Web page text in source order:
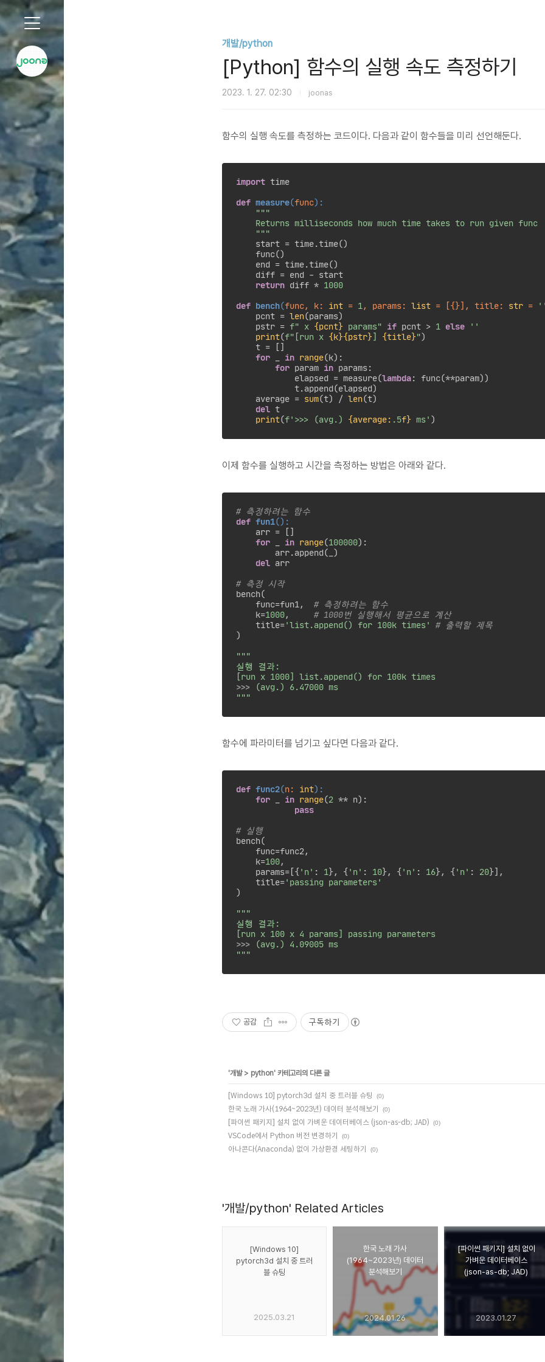
[Python] 함수의 실행 속도 측정하기
개발/python
[Python] 함수의 실행 속도 측정하기
2023. 1. 27. 02:30 joonas
함수의 실행 속도를 측정하는 코드이다. 다음과 같이 함수들을 미리 선언해둔다.
import time
def measure(func):
"""
    Returns milliseconds how much time takes to run given func
    """
    start = time.time()
    func()
    end = time.time()
    diff = end - start
return diff * 1000
def bench(func, k: int = 1, params: list = [{}], title: str =
    pcnt =
len(params)
    pstr =
f" x {pcnt} params" if pcnt > 1 else
''
print(f"[run x {k}{pstr}] {title}")
    t = []
for _ in range(k):
for param in params:
            elapsed = measure(
lambda: func(**param))
            t.append(elapsed)
    average =
sum(t) / len(t)
del t
print(f'>>> (avg.) {average: .5f} ms' )
이제 함수를 실행하고 시간을 측정하는 방법은 아래와 같다.
# 측정하려는 함수
def fun1():
    arr = []
for _ in range(100000):
        arr.append(_)
del arr
# 측정 시작
bench(
    func=fun1,
# 측정하려는 함수
    k=
1000, # 1000번 실행해서 평균으로 계산
    title=
'list.append() for 100k times'
# 출력할 제목
)
"""
실행 결과:
[run x 1000] list.append() for 100k times
>>>
(avg.) 6.47000 ms
"""
함수에 파라미터를 넘기고 싶다면 다음과 같다.
def func2(n: int):
for _ in range(2 ** n):
pass
# 실행
bench(
    func=func2,
    k=
100,
    params=[{
'n' : 1}, {'n' : 10}, {'n' : 16}, {'n' : 20}],
    title=
'passing parameters'
)
"""
실행 결과:
[run x 100 x 4 params] passing parameters
>>>
(avg.) 4.09005 ms
"""
공감 구독하기
'개발> python' 카테고리의 다른 글
[Windows 10] pytorch3d 설치 중 트러블 슈팅 (0)
한국 노래 가사(1964~2023년) 데이터 분석해보기 (0)
[파이썬 패키지] 설치 없이 가벼운 데이터베이스 (json-as-db; JAD) (0)
VSCode에서 Python 버전 변경하기 (0)
아나콘다(Anaconda) 없이 가상환경 세팅하기 (0)
'개발/python' Related Articles
[Windows 10]
pytorch3d 설치 중 트러
블 슈팅
2025.03.21
한국 노래 가사
(1964~2023년) 데이터
분석해보기
2024.01.26
[파이썬 패키지] 설치 없이
가벼운 데이터베이스
(json-as-db; JAD)
2023.01.27